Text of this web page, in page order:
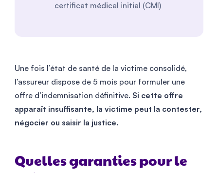
certificat médical initial (CMI)
Une fois l’état de santé de la victime consolidé,
l’assureur dispose de 5 mois pour formuler une
offre d’indemnisation définitive. Si cette offre
apparaît insuffisante, la victime peut la contester,
négocier ou saisir la justice.
Quelles garanties pour le